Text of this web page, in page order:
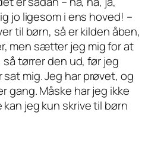
jo ligesom i ens hoved! –
til børn, så er kilden åben,
men sætter jeg mig for at
tørrer den ud, før jeg
mig. Jeg har prøvet, og
gang. Måske har jeg ikke
kan jeg kun skrive til børn